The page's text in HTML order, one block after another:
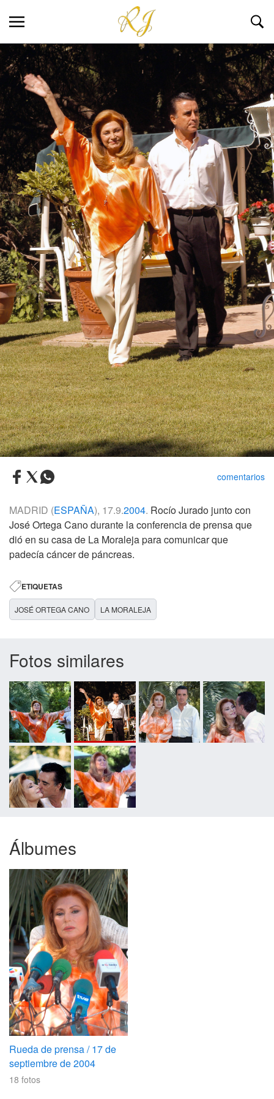
comentarios
MADRID (ESPAÑA), 17.9.2004. Rocío Jurado junto con
José Ortega Cano durante la conferencia de prensa que
dió en su casa de La Moraleja para comunicar que
padecía cáncer de páncreas.
ETIQUETAS
JOSÉ ORTEGA CANO LA MORALEJA
Fotos similares
Álbumes
Rueda de prensa / 17 de
septiembre de 2004
18 fotos